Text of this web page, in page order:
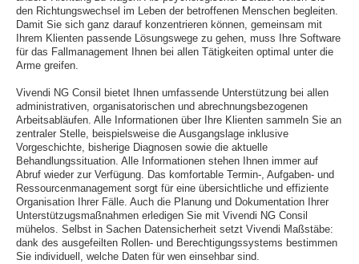
den Richtungswechsel im Leben der betroffenen Menschen begleiten.
Damit Sie sich ganz darauf konzentrieren können, gemeinsam mit
Ihrem Klienten passende Lösungswege zu gehen, muss Ihre Software
für das Fallmanagement Ihnen bei allen Tätigkeiten optimal unter die
Arme greifen.
Vivendi NG Consil bietet Ihnen umfassende Unterstützung bei allen
administrativen, organisatorischen und abrechnungsbezogenen
Arbeitsabläufen. Alle Informationen über Ihre Klienten sammeln Sie an
zentraler Stelle, beispielsweise die Ausgangslage inklusive
Vorgeschichte, bisherige Diagnosen sowie die aktuelle
Behandlungssituation. Alle Informationen stehen Ihnen immer auf
Abruf wieder zur Verfügung. Das komfortable Termin-, Aufgaben- und
Ressourcenmanagement sorgt für eine übersichtliche und effiziente
Organisation Ihrer Fälle. Auch die Planung und Dokumentation Ihrer
Unterstützugsmaßnahmen erledigen Sie mit Vivendi NG Consil
mühelos. Selbst in Sachen Datensicherheit setzt Vivendi Maßstäbe:
dank des ausgefeilten Rollen- und Berechtigungssystems bestimmen
Sie individuell, welche Daten für wen einsehbar sind.